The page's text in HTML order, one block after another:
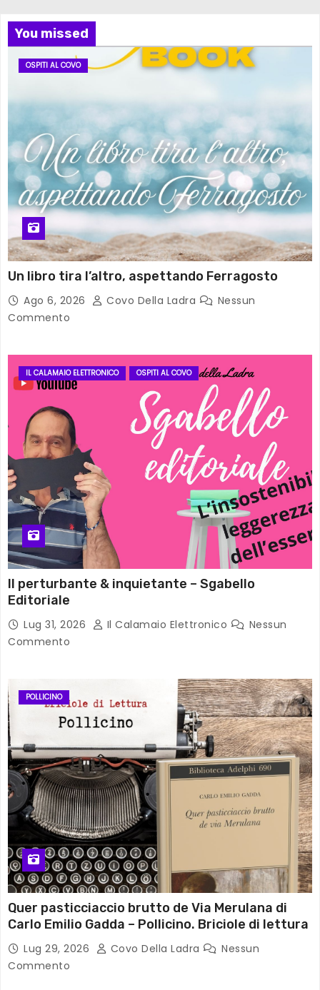
You missed
OSPITI AL COVO
Un libro tira l’altro, aspettando Ferragosto
Ago 6, 2026 Covo Della Ladra
Nessun
Commento
IL CALAMAIO ELETTRONICO OSPITI AL COVO
Il perturbante & inquietante – Sgabello
Editoriale
Lug 31, 2026 Il Calamaio Elettronico
Nessun
Commento
POLLICINO
Quer pasticciaccio brutto de Via Merulana di
Carlo Emilio Gadda – Pollicino. Briciole di lettura
Lug 29, 2026 Covo Della Ladra
Nessun
Commento